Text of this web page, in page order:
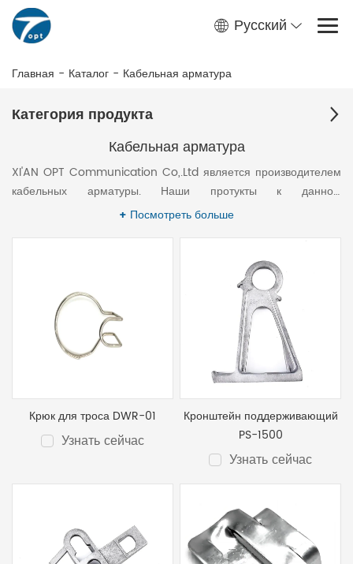
Русский
Главная - Каталог - Кабельная арматура
Категория продукта
Кабельная арматура
XI'AN OPT Communication Co,.Ltd является производителем
кабельных арматуры. Наши протукты к данном
каталоге:анкерные натяжные зажимы,узлы
+ Посмотреть больше
Крюк для троса DWR-01
Узнать сейчас
Кронштейн поддерживающий
PS-1500
Узнать сейчас